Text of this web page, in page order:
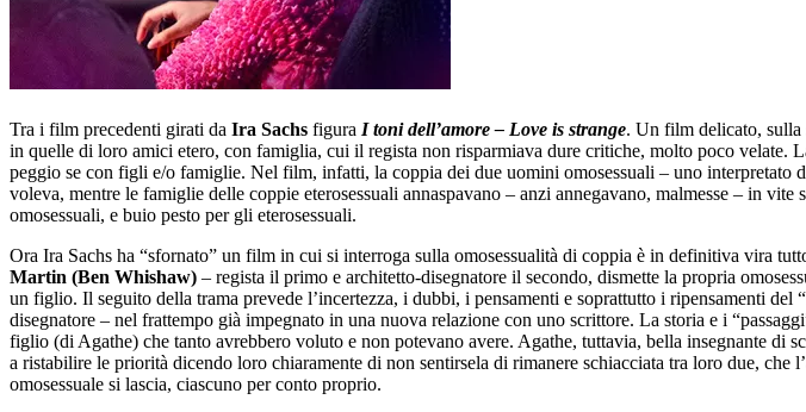
Tra i film precedenti girati da Ira Sachs figura I toni dell’amore – Love is strange. Un film delicato, sulla
in quelle di loro amici etero, con famiglia, cui il regista non risparmiava dure critiche, molto poco velate.
peggio se con figli e/o famiglie. Nel film, infatti, la coppia dei due uomini omosessuali – uno interpretato
voleva, mentre le famiglie delle coppie eterosessuali annaspavano – anzi annegavano, malmesse – in
omosessuali, e buio pesto per gli eterosessuali.
Ora Ira Sachs ha “sfornato” un film in cui si interroga sulla omosessualità di coppia è in definitiva vira
Martin (Ben Whishaw) – regista il primo e architetto-disegnatore il secondo, dismette la propria
un figlio. Il seguito della trama prevede l’incertezza, i dubbi, i pensamenti e soprattutto i ripensamenti
disegnatore – nel frattempo già impegnato in una nuova relazione con uno scrittore. La storia e i
figlio (di Agathe) che tanto avrebbero voluto e non potevano avere. Agathe, tuttavia, bella insegnante di
a ristabilire le priorità dicendo loro chiaramente di non sentirsela di rimanere schiacciata tra loro due,
omosessuale si lascia, ciascuno per conto proprio.